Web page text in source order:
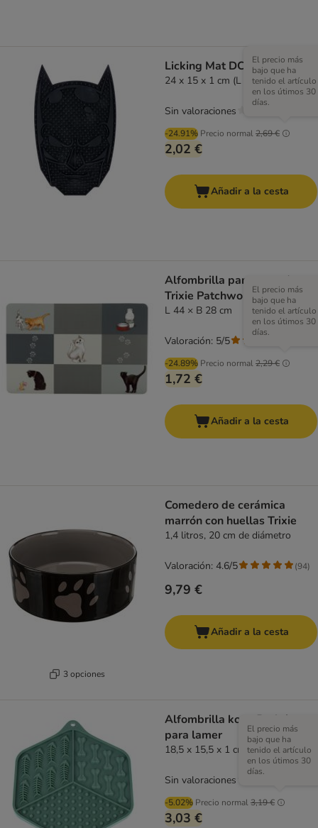
Licking Mat DC Batman
24 x 15 x 1 cm (L x An x Al)
-24.91% Precio normal2,69 €
El precio más
bajo que ha
tenido el artículo
en los útimos 30
días.
2,02 €
Sin valoraciones
Añadir a la cesta
Alfombrilla para comederos
Trixie Patchwork
L 44 × B 28 cm
-24.89% Precio normal2,29 €
El precio más
bajo que ha
tenido el artículo
en los útimos 30
días.
1,72 €
Valoración: 5/5
Añadir a la cesta
3 opciones
Comedero de cerámica
marrón con huellas Trixie
1,4 litros, 20 cm de diámetro
9,79 €
Valoración: 4.6/5 (94)
Añadir a la cesta
Alfombrilla kooa Bathtime
para lamer
18,5 x 15,5 x 1 cm (L x An x Al)
-5.02% Precio normal3,19 €
El precio más
bajo que ha
tenido el artículo
en los útimos 30
días.
3,03 €
Sin valoraciones